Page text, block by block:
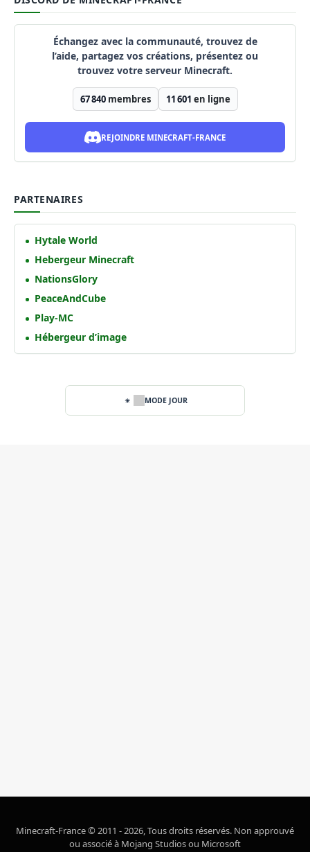
Échangez avec la communauté, trouvez de
l’aide, partagez vos créations, présentez ou
trouvez votre serveur Minecraft.
67 840membres 11 601 en ligne
REJOINDRE MINECRAFT-FRANCE
PARTENAIRES
Hytale World
Hebergeur Minecraft
NationsGlory
PeaceAndCube
Play-MC
Hébergeur d’image
MODE JOUR
Minecraft-France © 2011 - 2026, Tous droits réservés. Non approuvé
ou associé à Mojang Studios ou Microsoft